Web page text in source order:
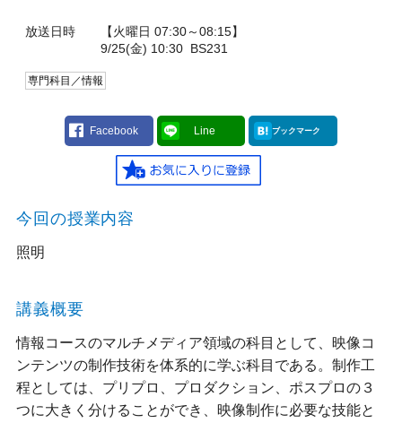
放送日時
【火曜日 07:30～08:15】
9/25(金) 10:30BS231
専門科目／情報
Facebook Line ブックマーク
今回の授業内容
照明
講義概要
情報コースのマルチメディア領域の科目として、映像コ
ンテンツの制作技術を体系的に学ぶ科目である。制作工
程としては、プリプロ、プロダクション、ポスプロの３
つに大きく分けることができ、映像制作に必要な技能と